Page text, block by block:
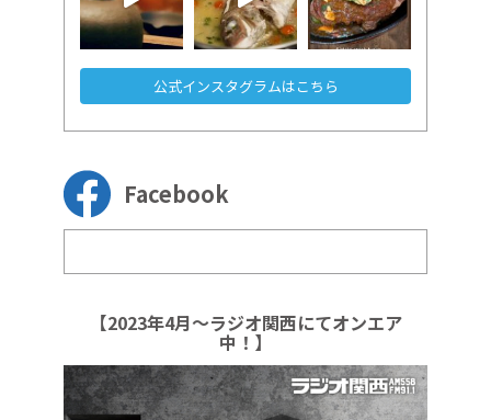
公式インスタグラムはこちら
Facebook
【2023年4月～ラジオ関西にてオンエア
中！】